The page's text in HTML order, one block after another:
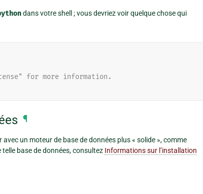
dans votre shell ; vous devriez voir quelque chose qui
for more information.
¶
un moteur de base de données plus « solide », comme
base de données, consultez Informations sur l’installation